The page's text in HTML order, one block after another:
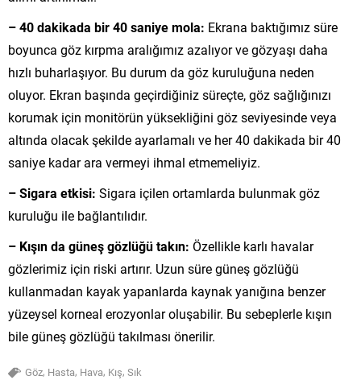
– 40 dakikada bir 40 saniye mola: Ekrana baktığımız süre
boyunca göz kırpma aralığımız azalıyor ve gözyaşı daha
hızlı buharlaşıyor. Bu durum da göz kuruluğuna neden
oluyor. Ekran başında geçirdiğiniz süreçte, göz sağlığınızı
korumak için monitörün yüksekliğini göz seviyesinde veya
altında olacak şekilde ayarlamalı ve her 40 dakikada bir 40
saniye kadar ara vermeyi ihmal etmemeliyiz.
– Sigara etkisi: Sigara içilen ortamlarda bulunmak göz
kuruluğu ile bağlantılıdır.
– Kışın da güneş gözlüğü takın: Özellikle karlı havalar
gözlerimiz için riski artırır. Uzun süre güneş gözlüğü
kullanmadan kayak yapanlarda kaynak yanığına benzer
yüzeysel korneal erozyonlar oluşabilir. Bu sebeplerle kışın
bile güneş gözlüğü takılması önerilir.
Göz, Hasta, Hava, Kış, Sık